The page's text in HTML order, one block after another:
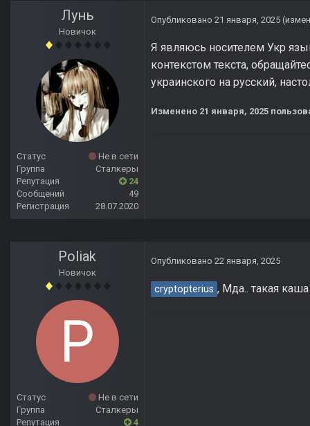
Лунь
Новичок
Статус
Не в сети
Группа
Сталкеры
Репутация
24
Сообщений
49
Регистрация
28.07.2020
Опубликовано 21 января, 2025
Я являюсь носителем Укр
контекстом текста,
украинского на русский,
Изменено 21 января, 2025
Poliak
Новичок
Статус
Не в сети
Группа
Сталкеры
Репутация
4
Опубликовано 22 января, 2025
cryptopterius , Мда.. такая